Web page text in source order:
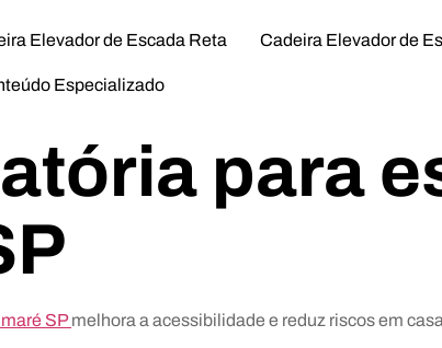
Elevador de Escada Reta Cadeira Elevador de
Especializado
para
SPmelhora a acessibilidade e reduz riscos em